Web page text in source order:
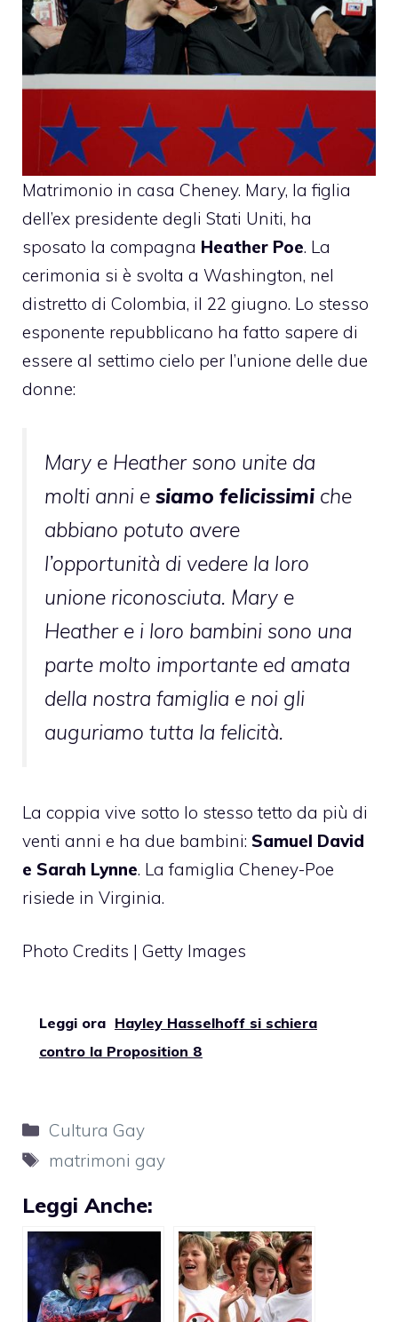
Matrimonio in casa Cheney. Mary, la figlia
dell’ex presidente degli Stati Uniti, ha
sposato la compagna Heather Poe. La
cerimonia si è svolta a Washington, nel
distretto di Colombia, il 22 giugno. Lo stesso
esponente repubblicano ha fatto sapere di
essere al settimo cielo per l’unione delle due
donne:
Mary e Heather sono unite da
molti anni e siamo felicissimi che
abbiano potuto avere
l’opportunità di vedere la loro
unione riconosciuta. Mary e
Heather e i loro bambini sono una
parte molto importante ed amata
della nostra famiglia e noi gli
auguriamo tutta la felicità.
La coppia vive sotto lo stesso tetto da più di
venti anni e ha due bambini: Samuel David
e Sarah Lynne. La famiglia Cheney-Poe
risiede in Virginia.
Photo Credits | Getty Images
Leggi ora Hayley Hasselhoff si schiera
contro la Proposition 8
Categorie
Cultura Gay
Tag
matrimoni gay
Leggi Anche: